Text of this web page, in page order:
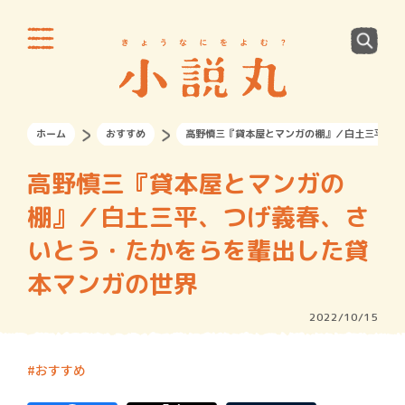
ホーム おすすめ 高野慎三『貸本屋とマンガの棚』／白土三平、
高野慎三『貸本屋とマンガの
棚』／白土三平、つげ義春、さ
いとう・たかをらを輩出した貸
本マンガの世界
2022/10/15
おすすめ